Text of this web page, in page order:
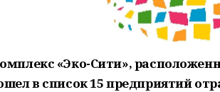
«Эко-Сити»,
в список 15 предприятий